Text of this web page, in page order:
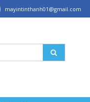
mayintinthanh01@gmail.com